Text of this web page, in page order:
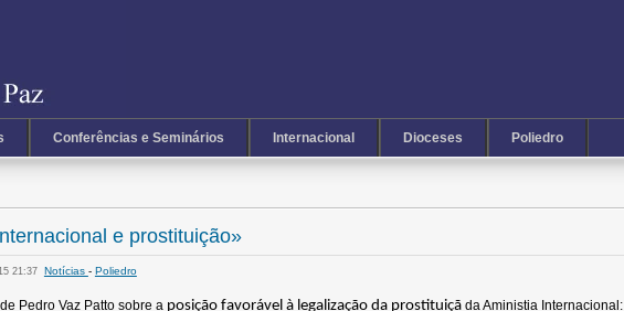
Conferências e Seminários Internacional Dioceses Poliedro
e prostituição»
21:37 Notícias - Poliedro
Pedro Vaz Patto sobre a posição favorável à legalização da prostituiçãda Aministia Internacional: